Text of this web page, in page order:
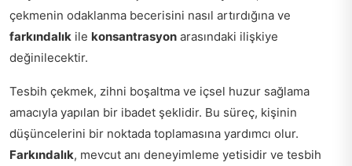
çekmenin odaklanma becerisini nasıl artırdığına ve
farkındalık ile konsantrasyon arasındaki ilişkiye
değinilecektir.
Tesbih çekmek, zihni boşaltma ve içsel huzur sağlama
amacıyla yapılan bir ibadet şeklidir. Bu süreç, kişinin
düşüncelerini bir noktada toplamasına yardımcı olur.
Farkındalık, mevcut anı deneyimleme yetisidir ve tesbih